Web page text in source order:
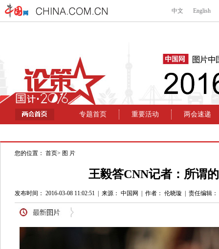
您的位置： 首页> 图 片
王毅答CNN记者：所谓
发布时间： 2016-03-08 11:02:51 来源： 中国网 作者： 伦晓璇 责任编辑